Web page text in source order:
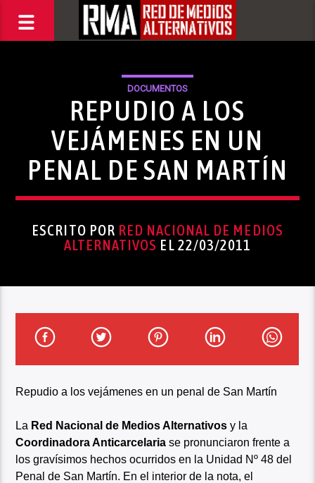
DOCUMENTOS
REPUDIO A LOS
VEJÁMENES EN UN
PENAL DE SAN MARTÍN
ESCRITO POR RED NACIONAL DE MEDIOS
ALTERNATIVOS EL 22/03/2011
Repudio a los vejámenes en un penal de San Martín
La Red Nacional de Medios Alternativos y la
Coordinadora Anticarcelaria se pronunciaron frente a
los gravísimos hechos ocurridos en la Unidad Nº 48 del
Penal de San Martín. En el interior de la nota, el